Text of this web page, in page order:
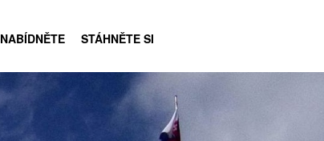
NABÍDNĚTE STÁHNĚTE SI